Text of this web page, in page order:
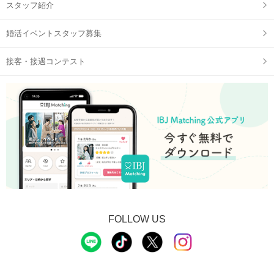
スタッフ紹介
婚活イベントスタッフ募集
接客・接遇コンテスト
FOLLOW US